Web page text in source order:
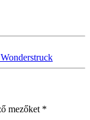
mezőket *